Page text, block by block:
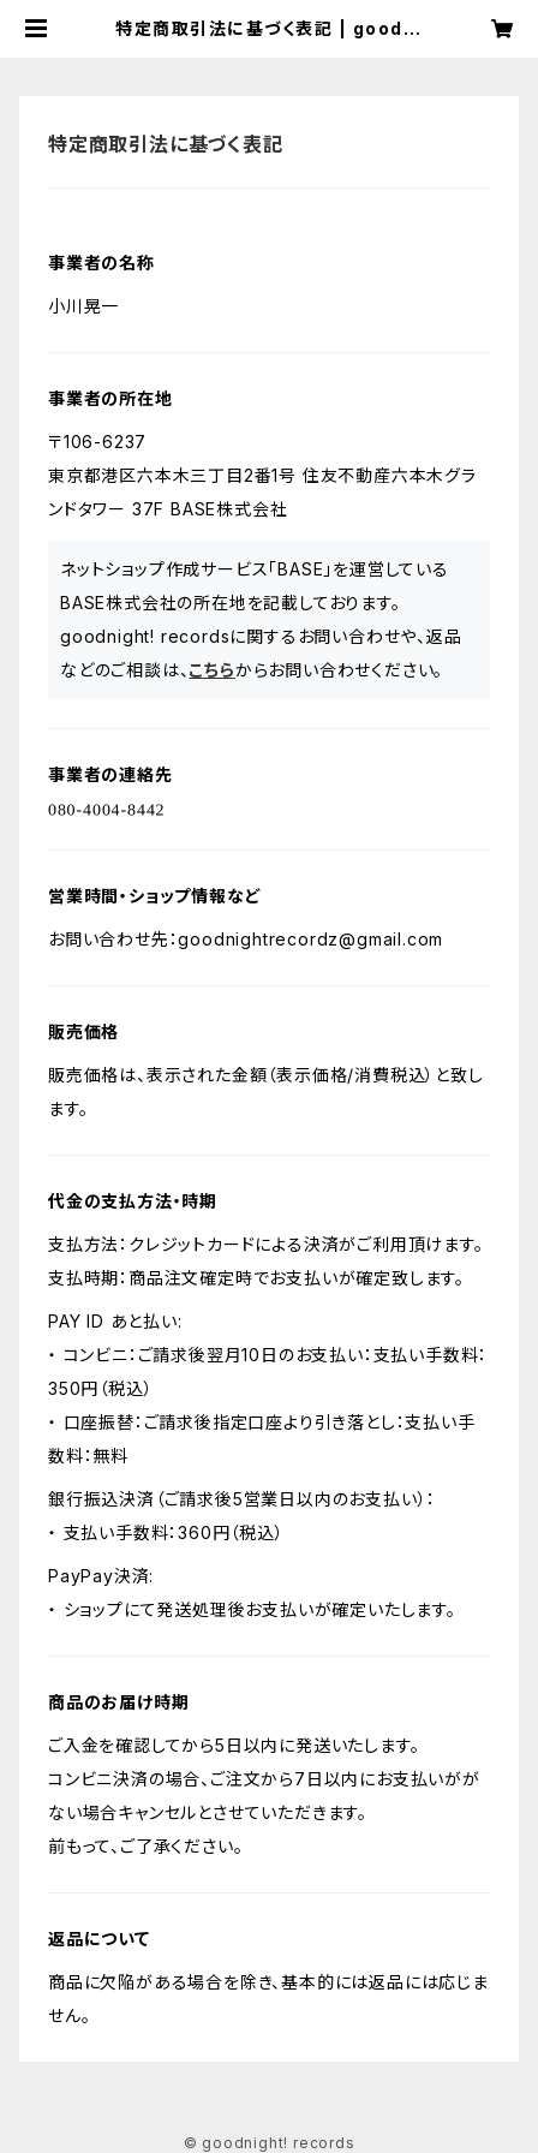
特定商取引法に基づく表記 | goodni
特定商取引法に基づく表記
事業者の名称
小川晃一
事業者の所在地
〒106-6237
東京都港区六本木三丁目2番1号 住友不動産六本木グラ
ンドタワー 37F BASE株式会社
ネットショップ作成サービス「BASE」を運営している
BASE株式会社の所在地を記載しております。
goodnight! recordsに関するお問い合わせや、返品
などのご相談は、 こちらからお問い合わせください。
事業者の連絡先
営業時間・ショップ情報など
お問い合わせ先：goodnightrecordz@gmail.com
販売価格
販売価格は、表示された金額（表示価格/消費税込）と致し
ます。
代金の支払方法・時期
支払方法：クレジットカードによる決済がご利用頂けます。
支払時期：商品注文確定時でお支払いが確定致します。
PAY ID あと払い:
・ コンビニ：ご請求後翌月10日のお支払い：支払い手数料：
350円（税込）
・ 口座振替：ご請求後指定口座より引き落とし：支払い手
数料：無料
銀行振込決済（ご請求後5営業日以内のお支払い）：
・ 支払い手数料：360円（税込）
PayPay決済:
・ ショップにて発送処理後お支払いが確定いたします。
商品のお届け時期
ご入金を確認してから5日以内に発送いたします。
コンビニ決済の場合、ご注文から7日以内にお支払いがが
ない場合キャンセルとさせていただきます。
前もって、ご了承ください。
返品について
商品に欠陥がある場合を除き、基本的には返品には応じま
せん。
© goodnight! records